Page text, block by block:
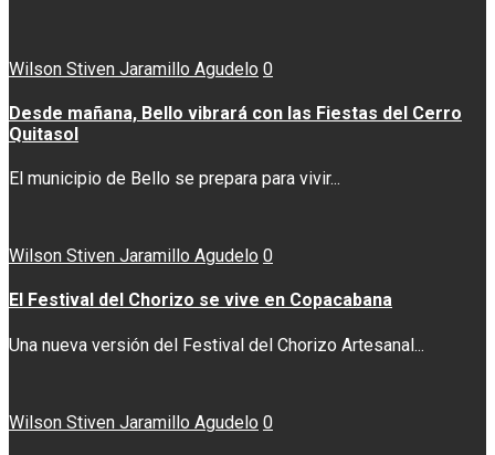
Wilson Stiven Jaramillo Agudelo 0
Desde mañana, Bello vibrará con las Fiestas del Cerro
Quitasol
El municipio de Bello se prepara para vivir...
Wilson Stiven Jaramillo Agudelo 0
El Festival del Chorizo se vive en Copacabana
Una nueva versión del Festival del Chorizo Artesanal...
Wilson Stiven Jaramillo Agudelo 0